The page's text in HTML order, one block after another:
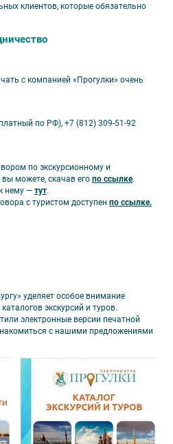
клиентов, которые обязательно
с компанией «Прогулки» очень
по РФ), +7 (812) 309-51-92
по экскурсионному и
можете, скачав его по ссылке.
нему — тут.
с туристом доступен по ссылке.
уделяет особое внимание
экскурсий и туров.
электронные версии печатной
с нашими предложениями